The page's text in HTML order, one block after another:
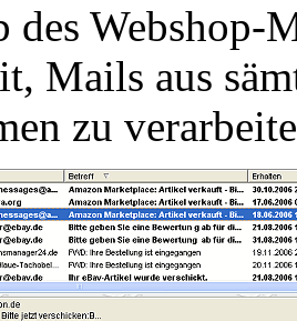
Webshop-
Mails aus
zu